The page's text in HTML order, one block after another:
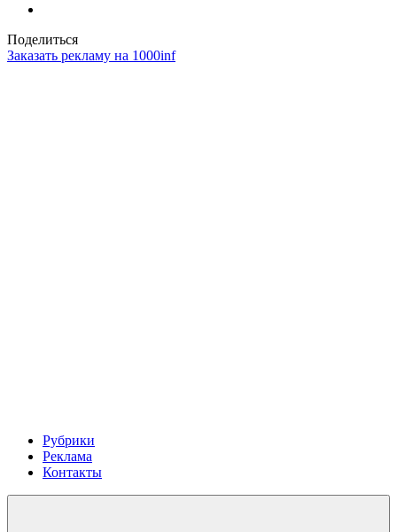
Поделиться
Заказать рекламу на 1000inf
Рубрики
Реклама
Контакты